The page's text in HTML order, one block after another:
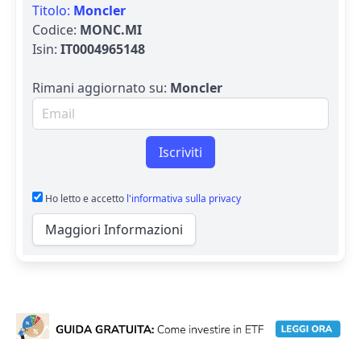
Titolo: Moncler
Codice: MONC.MI
Isin: IT0004965148
Rimani aggiornato su: Moncler
Email per newsletter
Iscriviti
Ho letto e accetto l'informativa sulla privacy
Maggiori Informazioni